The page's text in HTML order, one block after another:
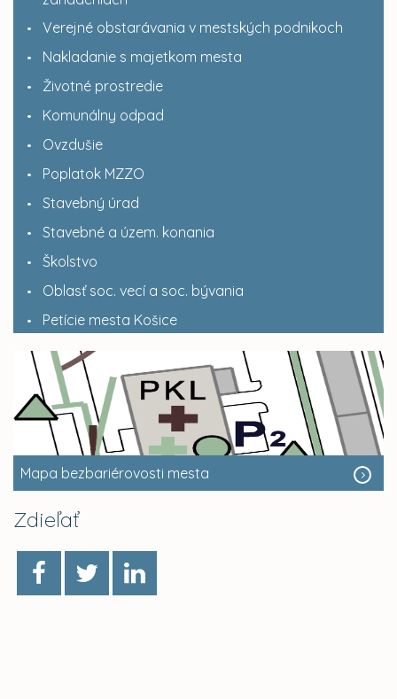
Verejné obstarávania v mestských podnikoch
Nakladanie s majetkom mesta
Životné prostredie
Komunálny odpad
Ovzdušie
Poplatok MZZO
Stavebný úrad
Stavebné a územ. konania
Školstvo
Oblasť soc. vecí a soc. bývania
Petície mesta Košice
Mapa bezbariérovosti mesta
Zdieľať